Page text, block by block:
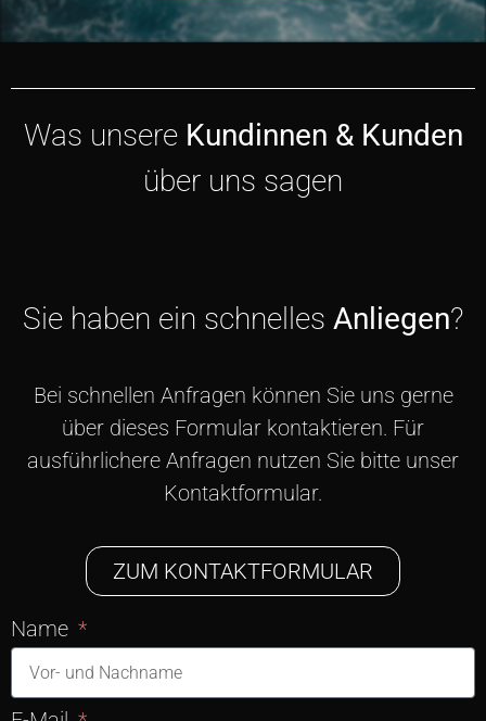
Was unsereKundinnen & Kunden
über uns sagen
Sie haben ein schnelles Anliegen?
Bei schnellen Anfragen können Sie uns gerne
über dieses Formular kontaktieren. Für
ausführlichere Anfragen nutzen Sie bitte unser
Kontaktformular.
ZUM KONTAKTFORMULAR
Name